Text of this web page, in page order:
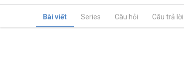
Bài viết Series Câu hỏi Câu trả lời